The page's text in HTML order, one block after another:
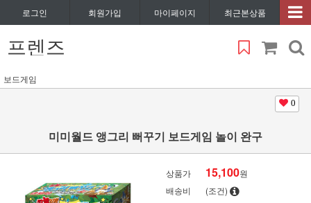
로그인 회원가입 마이페이지 최근본상품
프렌즈
보드게임
0
미미월드 앵그리 뻐꾸기 보드게임 놀이 완구
상품가 15,100원
배송비
(조건)